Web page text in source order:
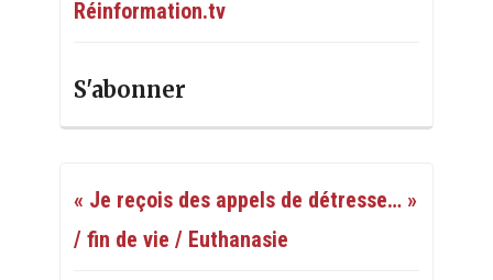
Réinformation.tv
S'abonner
« Je reçois des appels de détresse… »
/ fin de vie / Euthanasie